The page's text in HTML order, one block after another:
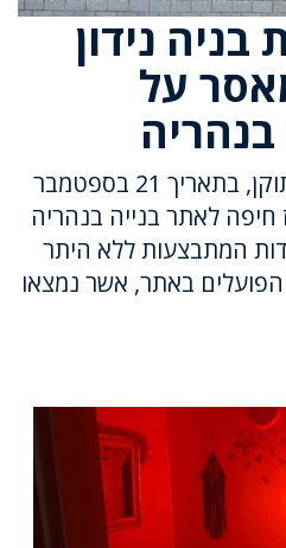
נידון
מאסר על
על פי כתב האישום המתוקן, בתאריך 21 בספטמבר
חיפה לאתר בנייה בנהריה
המתבצעות ללא היתר
באתר, אשר נמצאו